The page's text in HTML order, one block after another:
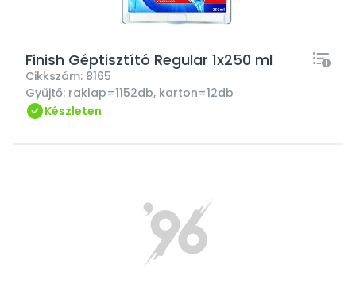
Finish Géptisztító Regular 1x250 ml
Cikkszám: 8165
Gyűjtő: raklap=1152db, karton=12db
Készleten